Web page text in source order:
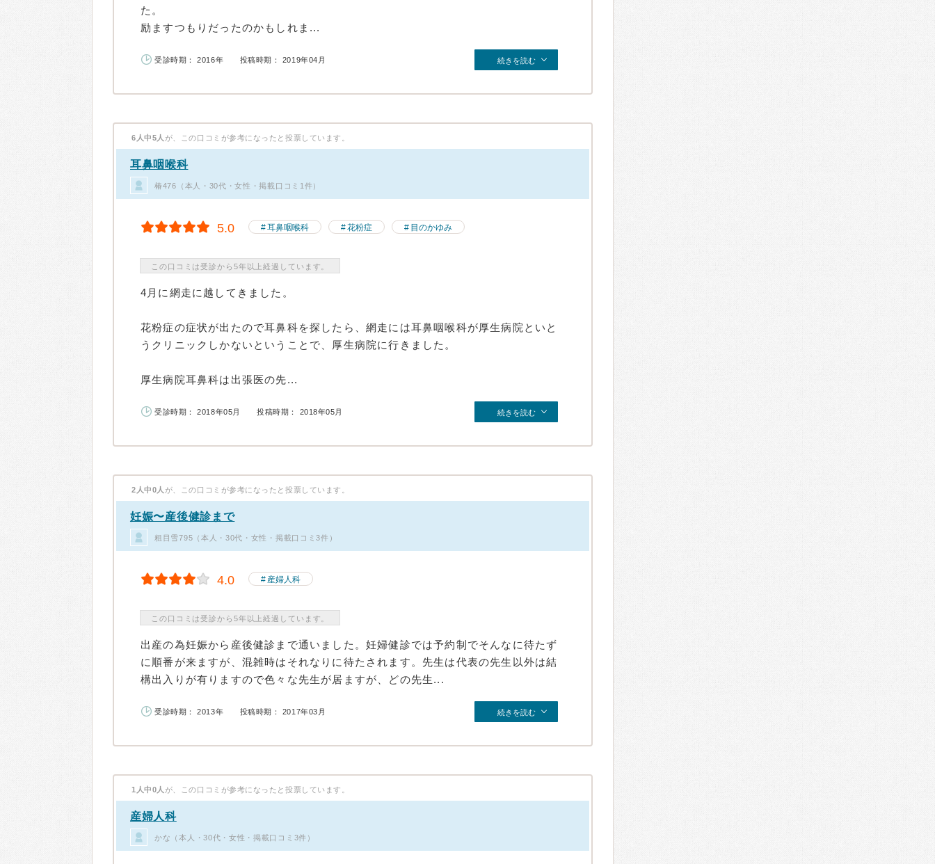
た。
励ますつもりだったのかもしれま...
受診時期： 2016年 投稿時期： 2019年04月 続きを読む
6人中5人 が、この口コミが参考になったと投票しています。
耳鼻咽喉科
椿476（本人・30代・女性・掲載口コミ1件）
5.0 耳鼻咽喉科 花粉症 目のかゆみ
この口コミは受診から5年以上経過しています。
4月に網走に越してきました。
花粉症の症状が出たので耳鼻科を探したら、網走には耳鼻咽喉科が厚生病院といと
うクリニックしかないということで、厚生病院に行きました。
厚生病院耳鼻科は出張医の先...
受診時期： 2018年05月 投稿時期： 2018年05月 続きを読む
2人中0人 が、この口コミが参考になったと投票しています。
妊娠〜産後健診まで
粗目雪795（本人・30代・女性・掲載口コミ3件）
4.0 産婦人科
この口コミは受診から5年以上経過しています。
出産の為妊娠から産後健診まで通いました。妊婦健診では予約制でそんなに待たず
に順番が来ますが、混雑時はそれなりに待たされます。先生は代表の先生以外は結
構出入りが有りますので色々な先生が居ますが、どの先生...
受診時期： 2013年 投稿時期： 2017年03月 続きを読む
1人中0人 が、この口コミが参考になったと投票しています。
産婦人科
かな（本人・30代・女性・掲載口コミ3件）